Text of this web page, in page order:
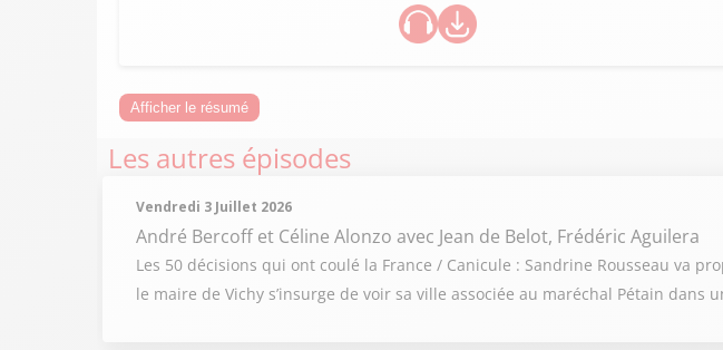
Afficher le résumé
Les autres épisodes
Vendredi 3 Juillet 2026
André Bercoff et Céline Alonzo avec Jean de Belot, Frédéric Aguilera
Les 50 décisions qui ont coulé la France / Canicule : Sandrine Rousseau va
le maire de Vichy s’insurge de voir sa ville associée au maréchal Pétain dans